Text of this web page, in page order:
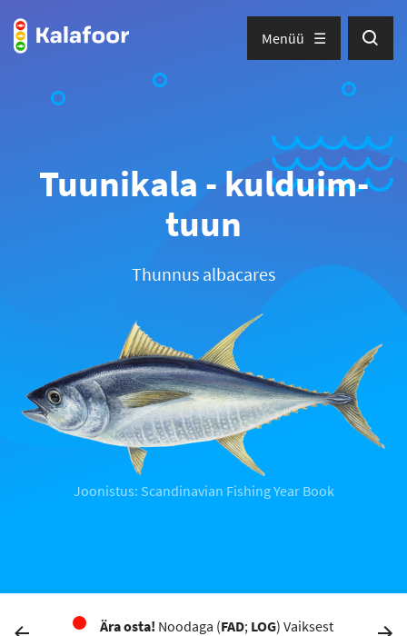
Menüü
Tuunikala - kulduim-
tuun
Thunnus albacares
Joonistus: Scandinavian Fishing Year Book
Ära osta! Noodaga (FAD; LOG) Vaiksest